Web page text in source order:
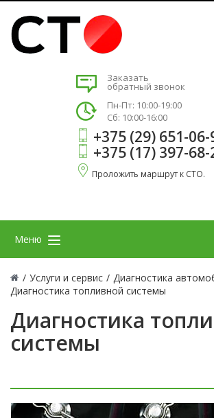
Заказать
обратный звонок
Пн-Пт: 10:00-19:00
Сб: 10:00-16:00
+375 (29) 651-06-
+375 (17) 397-68-
Проложить маршрут к СТО.
Меню
/ Услуги и сервис / Диагностика
Диагностика топливной системы
Диагностика
системы